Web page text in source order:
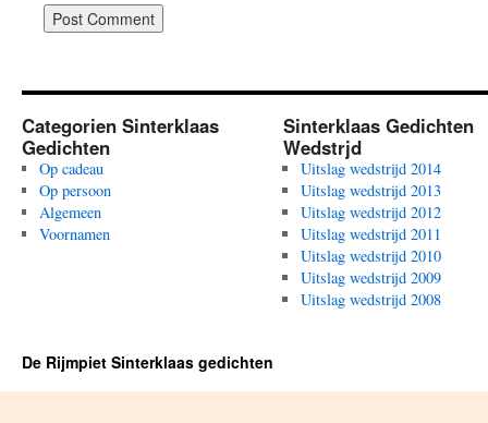
Categorien Sinterklaas
Gedichten
Op cadeau
Op persoon
Algemeen
Voornamen
Sinterklaas Gedichten
Wedstrjd
Uitslag wedstrijd 2014
Uitslag wedstrijd 2013
Uitslag wedstrijd 2012
Uitslag wedstrijd 2011
Uitslag wedstrijd 2010
Uitslag wedstrijd 2009
Uitslag wedstrijd 2008
De Rijmpiet Sinterklaas gedichten